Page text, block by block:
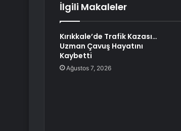
İlgili Makaleler
Kırıkkale’de Trafik Kazası…
Uzman Çavuş Hayatını
Kaybetti
Ağustos 7, 2026